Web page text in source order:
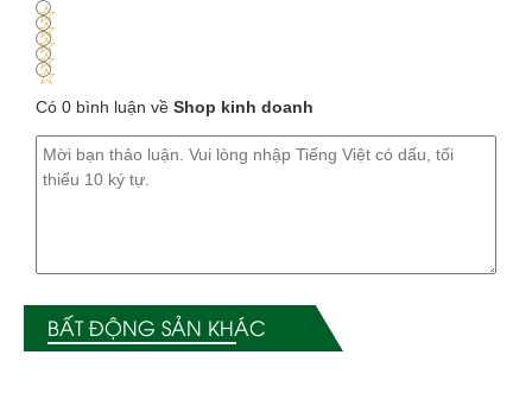
1
2
3
4
5
Có 0 bình luận về Shop kinh doanh
BẤT ĐỘNG SẢN KHÁC